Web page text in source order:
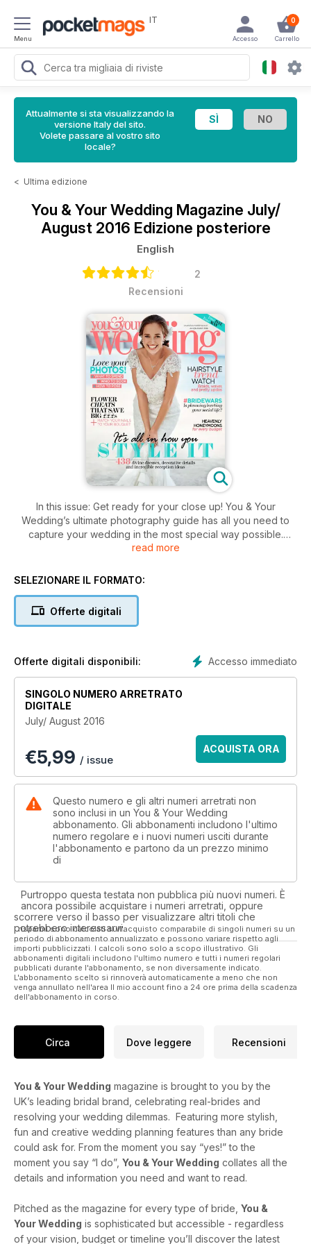
Menu
IT 0
Carrello
Accesso
Attualmente si sta visualizzando la
versione Italy del sito.
Volete passare al vostro sito
locale?
< Ultima edizione
You & Your Wedding Magazine July/
August 2016 Edizione posteriore
English
2
Recensioni
In this issue: Get ready for your close up! You & Your
Wedding’s ultimate photography guide has all you need to
capture your wedding in the most special way possible.
What’s more, there’s an abundance of cool reception styling
but one for and for your maids and mum, too! Need
stays in The UK, a New York city break and an idyllic escape
to the Maldives – enjoy!
read more
SELEZIONARE IL FORMATO:
Offerte digitali
Accesso immediato
Offerte digitali disponibili:
SINGOLO NUMERO ARRETRATO
DIGITALE
July/ August 2016
€5,99 / issue
ACQUISTA ORA
Questo numero e gli altri numeri arretrati non
sono inclusi in un You & Your Wedding
abbonamento. Gli abbonamenti includono l'ultimo
numero regolare e i nuovi numeri usciti durante
l'abbonamento e partono da un prezzo minimo
di
Purtroppo questa testata non pubblica più nuovi numeri. È
ancora possibile acquistare i numeri arretrati, oppure
scorrere verso il basso per visualizzare altri titoli che
potrebbero interessarvi.
I risparmi sono calcolati sull'acquisto comparabile di singoli numeri su un
periodo di abbonamento annualizzato e possono variare rispetto agli
importi pubblicizzati. I calcoli sono solo a scopo illustrativo. Gli
abbonamenti digitali includono l'ultimo numero e tutti i numeri regolari
pubblicati durante l'abbonamento, se non diversamente indicato.
L'abbonamento scelto si rinnoverà automaticamente a meno che non
venga annullato nell'area Il mio account fino a 24 ore prima della scadenza
dell'abbonamento in corso.
Circa Dove leggere Recensioni
You & Your Wedding magazine is brought to you by the
UK’s leading bridal brand, celebrating real-brides and
resolving your wedding dilemmas. Featuring more stylish,
fun and creative wedding planning features than any bride
could ask for. From the moment you say “yes!” to the
moment you say “I do”, You & Your Wedding collates all the
details and information you need and want to read.
Pitched as the magazine for every type of bride, You &
Your Wedding is sophisticated but accessible - regardless
of your vision, budget or timeline you’ll discover the latest